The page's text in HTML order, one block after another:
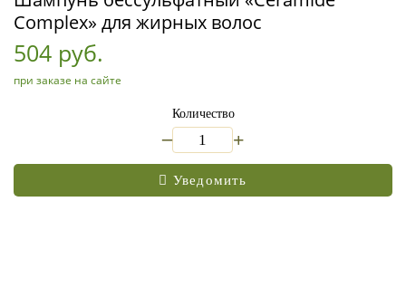
Complex» для жирных волос
504 руб.
при заказе на сайте
Количество
+
Уведомить